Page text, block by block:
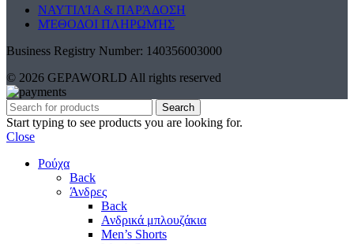
ΝΑΥΤΙΛΊΑ & ΠΑΡΆΔΟΣΗ
ΜΈΘΟΔΟΙ ΠΛΗΡΩΜΉΣ
Business Registry Number: 140356003000
© 2026 GEPAWORLD All rights reserved
Search
Start typing to see products you are looking for.
Close
Ρούχα
Back
Άνδρες
Back
Ανδρικά μπλουζάκια
Men’s Shorts